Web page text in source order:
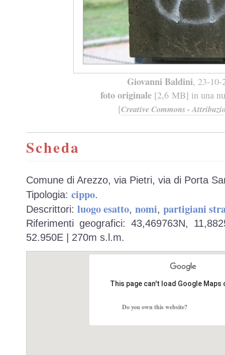
Giovanni Baldini, 23-10-
foto originale[2,6 MB] in una
[Creative Commons -
Scheda
Comune di Arezzo, via Pietri, via di Porta
Tipologia: cippo.
Descrittori: luogo esatto, nomi, partigiani
Riferimenti geografici: 43,469763N,
52.950E | 270m s.l.m.
This page can't load Google
Do you own this website?